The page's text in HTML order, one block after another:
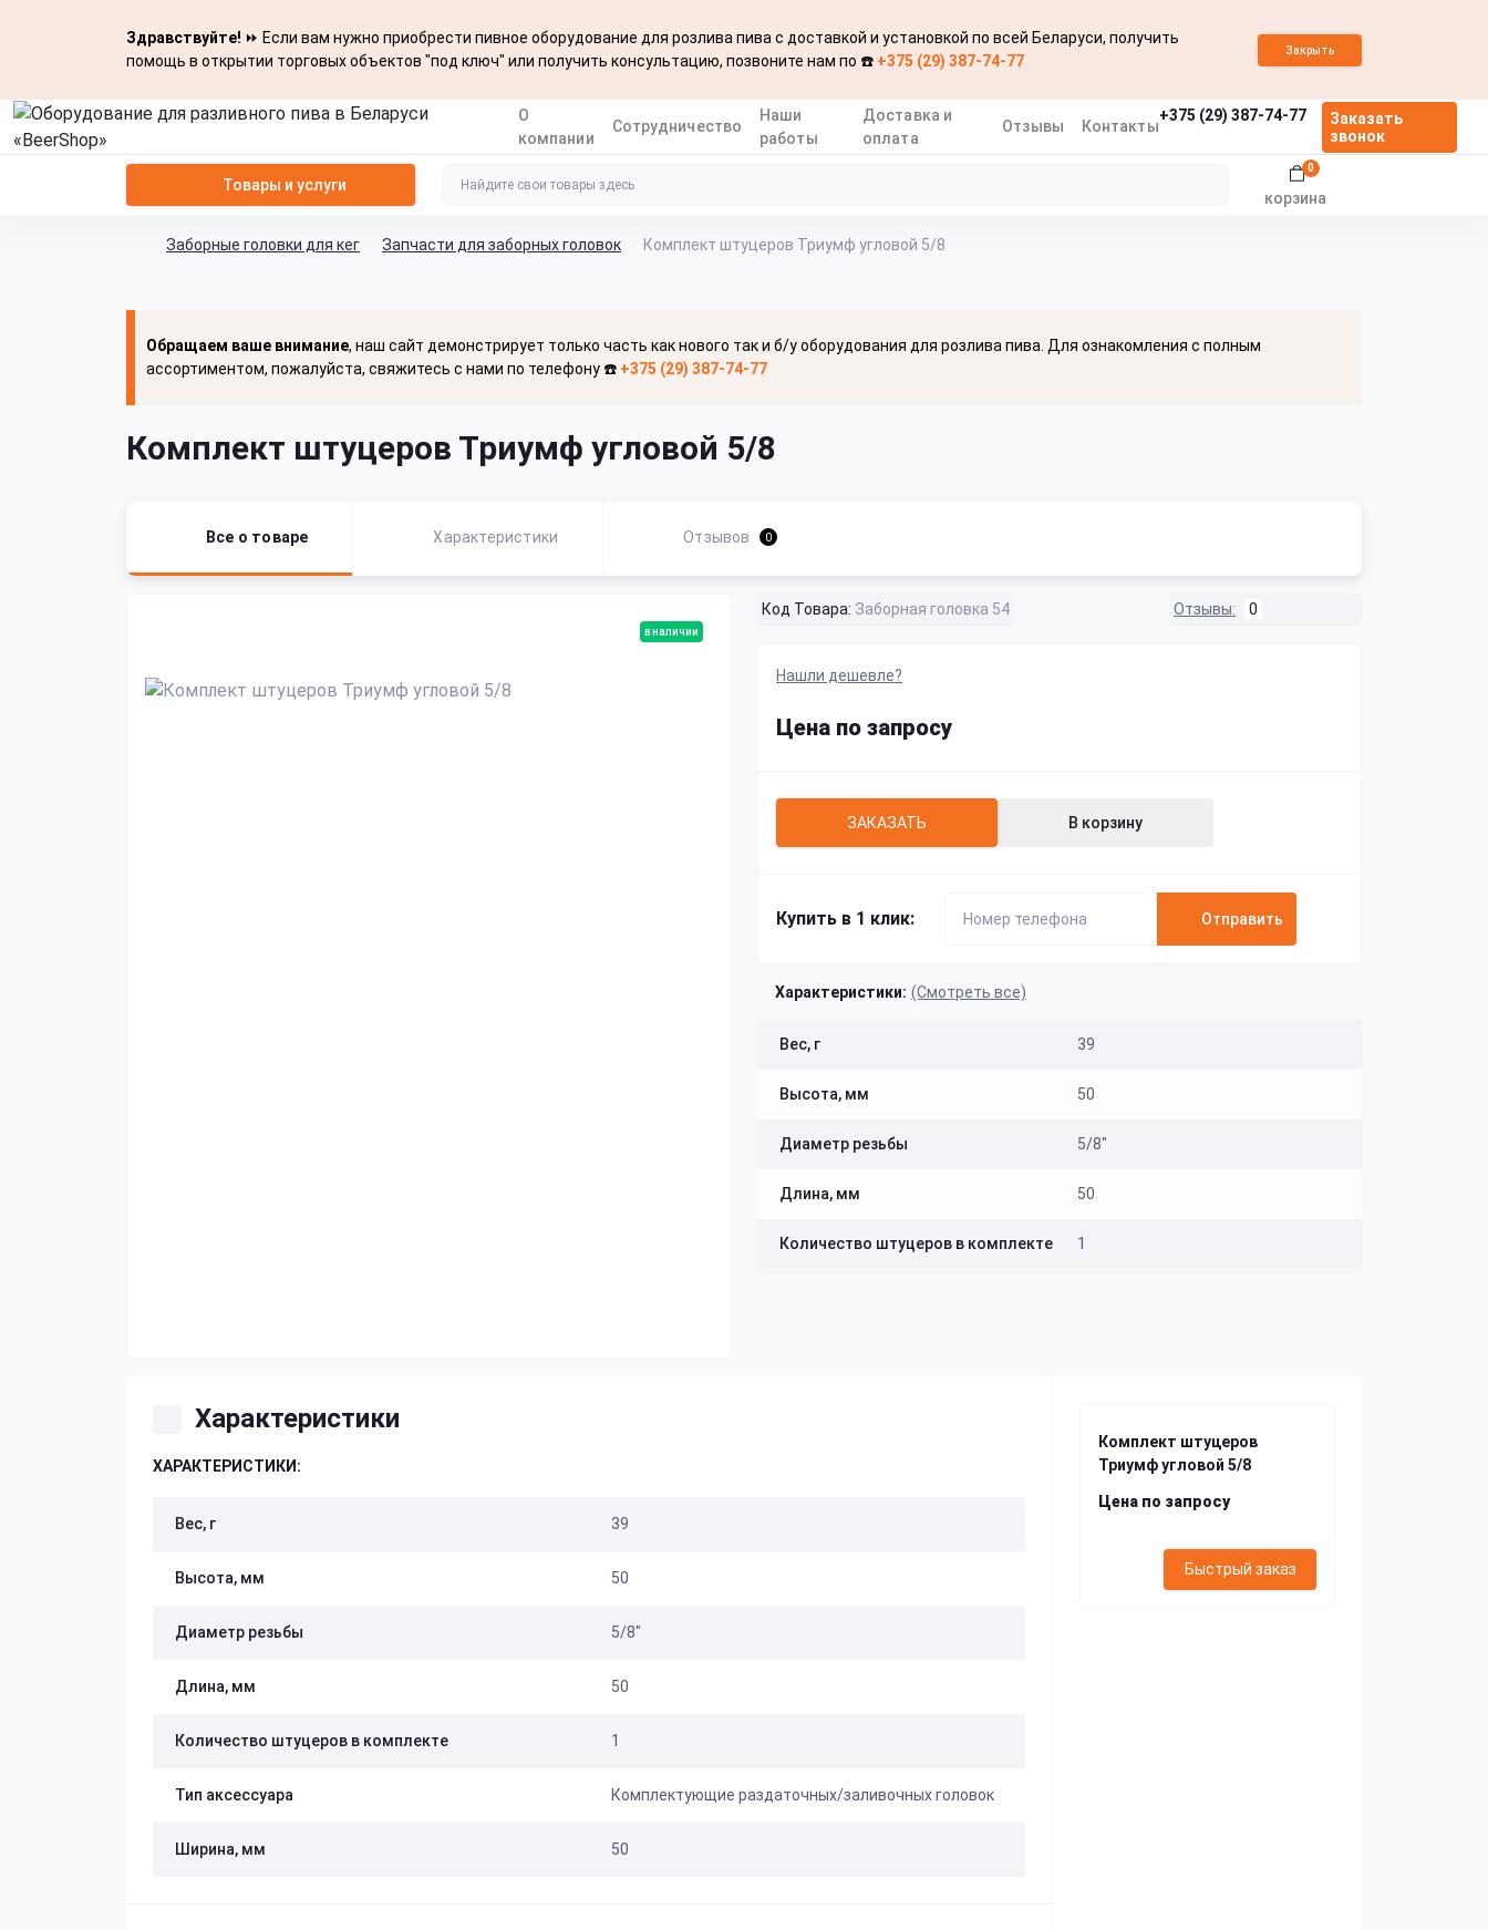
Здравствуйте! ⏩ Если вам нужно приобрести пивное оборудование для розлива пива с доставкой и установкой по всей Беларуси, получить
помощь в открытии торговых объектов "под ключ" или получить консультацию, позвоните нам по ☎️ +375 (29) 387-74-77
Закрыть
О
компании
Сотрудничество
Наши
работы
Доставка и
оплата
Отзывы Контакты
+375 (29) 387-74-77
Заказать
звонок
Товары и услуги
корзина
0
Заборные головки для кег Запчасти для заборных головок Комплект штуцеров Триумф угловой 5/8
Обращаем ваше внимание, наш сайт демонстрирует только часть как нового так и б/у оборудования для розлива пива. Для ознакомления с полным
ассортиментом, пожалуйста, свяжитесь с нами по телефону ☎️ +375 (29) 387-74-77
Комплект штуцеров Триумф угловой 5/8
Все о товаре Характеристики Отзывов 0
в наличии
Код Товара: Заборная головка 54 Отзывы: 0
Нашли дешевле?
Цена по запросу
ЗАКАЗАТЬ В корзину
Купить в 1 клик: Отправить
Характеристики: (Смотреть все)
Вес, г 39
Высота, мм 50
Диаметр резьбы 5/8"
Длина, мм 50
Количество штуцеров в комплекте 1
Характеристики
ХАРАКТЕРИСТИКИ:
Вес, г 39
Высота, мм 50
Диаметр резьбы 5/8"
Длина, мм 50
Количество штуцеров в комплекте 1
Тип аксессуара Комплектующие раздаточных/заливочных головок
Ширина, мм 50
Комплект штуцеров
Триумф угловой 5/8
Цена по запросу
Быстрый заказ